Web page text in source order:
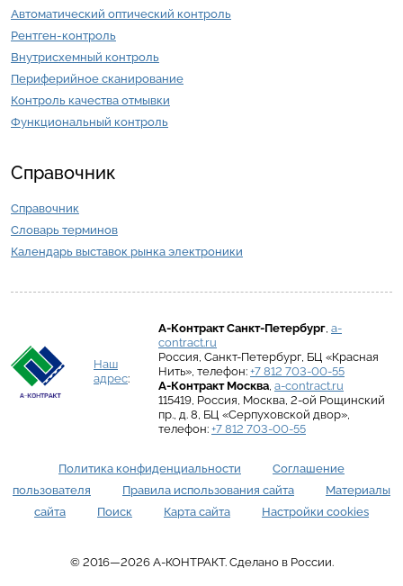
Автоматический оптический контроль
Рентген-контроль
Внутрисхемный контроль
Периферийное сканирование
Контроль качества отмывки
Функциональный контроль
Справочник
Справочник
Словарь терминов
Календарь выставок рынка электроники
Наш
адрес:
А-Контракт Санкт-Петербург, a-
contract.ru
Россия, Санкт-Петербург, БЦ «Красная
Нить», телефон: +7 812 703-00-55
А-Контракт Москва, a-contract.ru
115419, Россия, Москва, 2-ой Рощинский
пр., д. 8, БЦ «Серпуховской двор»,
телефон: +7 812 703-00-55
Политика конфиденциальности
Соглашение
пользователя
Правила использования сайта
Материалы
сайта
Поиск Карта сайта Настройки cookies
© 2016—2026А-КОНТРАКТ. Сделано в России.